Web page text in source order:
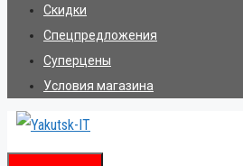
Скидки
Спецпредложения
Суперцены
Условия магазина